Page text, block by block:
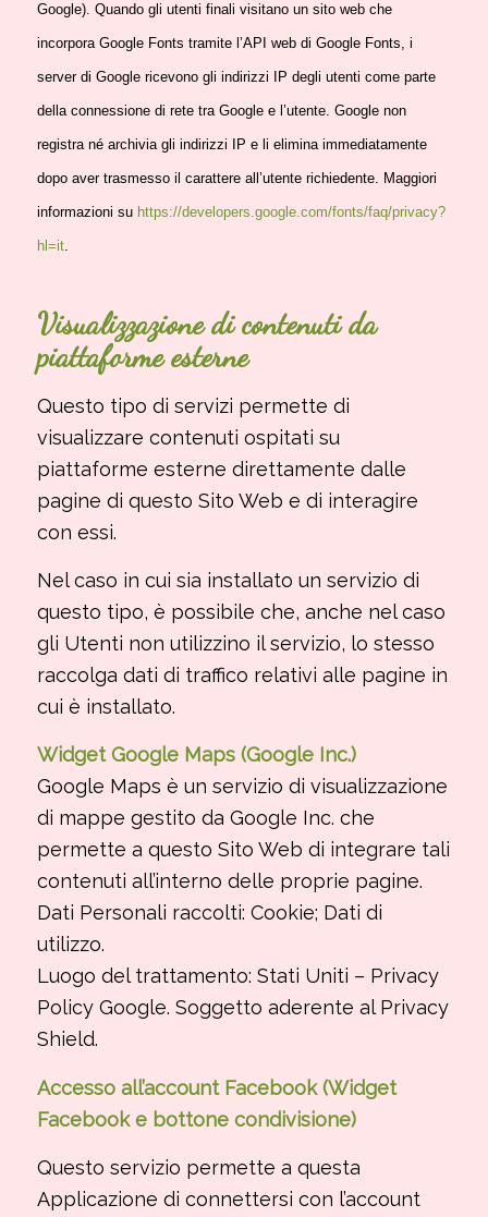
Google). Quando gli utenti finali visitano un sito web che
incorpora Google Fonts tramite l’API web di Google Fonts, i
server di Google ricevono gli indirizzi IP degli utenti come parte
della connessione di rete tra Google e l’utente. Google non
registra né archivia gli indirizzi IP e li elimina immediatamente
dopo aver trasmesso il carattere all’utente richiedente. Maggiori
informazioni su https://developers.google.com/fonts/faq/privacy?
hl=it.
Visualizzazione di contenuti da
piattaforme esterne
Questo tipo di servizi permette di
visualizzare contenuti ospitati su
piattaforme esterne direttamente dalle
pagine di questo Sito Web e di interagire
con essi.
Nel caso in cui sia installato un servizio di
questo tipo, è possibile che, anche nel caso
gli Utenti non utilizzino il servizio, lo stesso
raccolga dati di traffico relativi alle pagine in
cui è installato.
Widget Google Maps (Google Inc.)
Google Maps è un servizio di visualizzazione
di mappe gestito da Google Inc. che
permette a questo Sito Web di integrare tali
contenuti all’interno delle proprie pagine.
Dati Personali raccolti: Cookie; Dati di
utilizzo.
Luogo del trattamento: Stati Uniti – Privacy
Policy Google. Soggetto aderente al Privacy
Shield.
Accesso all’account Facebook (Widget
Facebook e bottone condivisione)
Questo servizio permette a questa
Applicazione di connettersi con l’account